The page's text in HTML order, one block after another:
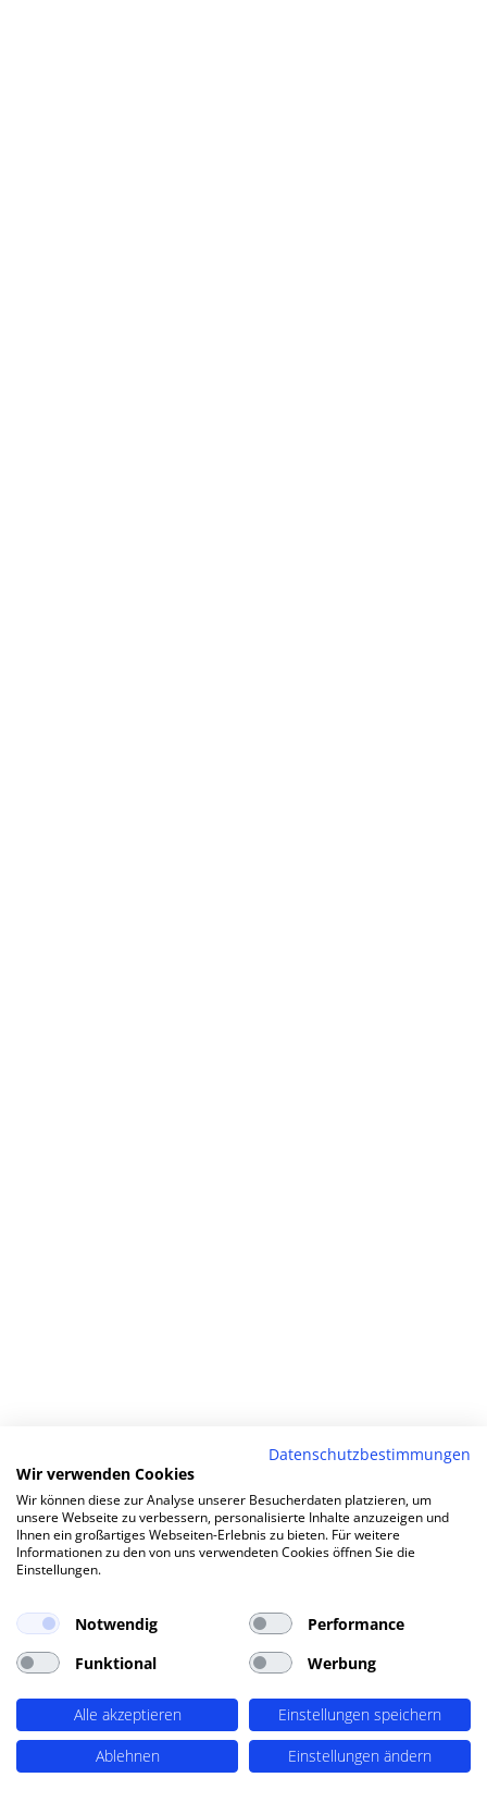
Datenschutzbestimmungen
Wir verwenden Cookies
Wir können diese zur Analyse unserer Besucherdaten platzieren, um
unsere Webseite zu verbessern, personalisierte Inhalte anzuzeigen und
Ihnen ein großartiges Webseiten-Erlebnis zu bieten. Für weitere
Informationen zu den von uns verwendeten Cookies öffnen Sie die
Einstellungen.
Notwendig
Performance
Funktional
Werbung
Alle akzeptieren
Einstellungen speichern
Ablehnen
Einstellungen ändern